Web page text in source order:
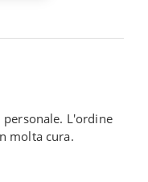
personale. L'ordine
molta cura.